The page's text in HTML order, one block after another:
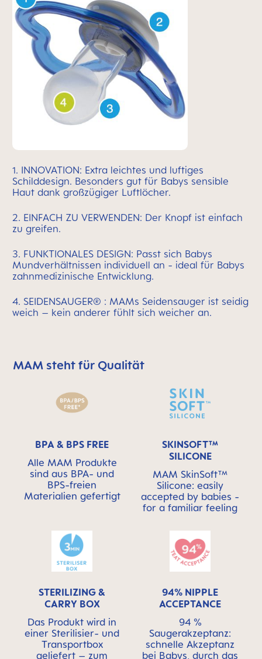
1. INNOVATION: Extra leichtes und luftiges
Schilddesign. Besonders gut für Babys sensible
Haut dank großzügiger Luftlöcher.
2. EINFACH ZU VERWENDEN: Der Knopf ist einfach
zu greifen.
3. FUNKTIONALES DESIGN: Passt sich Babys
Mundverhältnissen individuell an - ideal für Babys
zahnmedizinische Entwicklung.
4. SEIDENSAUGER® : MAMs Seidensauger ist seidig
weich – kein anderer fühlt sich weicher an.
MAM überspringen bedeutet Qualitätssymbolleiste
MAM steht für Qualität
BPA & BPS FREE
Alle MAM Produkte
sind aus BPA- und
BPS-freien
Materialien gefertigt
SKINSOFT™
SILICONE
MAM SkinSoft™
Silicone: easily
accepted by babies -
for a familiar feeling
STERILIZING &
CARRY BOX
Das Produkt wird in
einer Sterilisier- und
Transportbox
geliefert – zum
94% NIPPLE
ACCEPTANCE
94 %
Saugerakzeptanz:
schnelle Akzeptanz
bei Babys, durch das